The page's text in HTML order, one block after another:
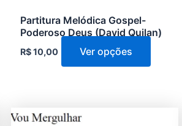
Partitura Melódica Gospel-
Poderoso Deus (David Quilan)
R$10,00 Ver opções
produto